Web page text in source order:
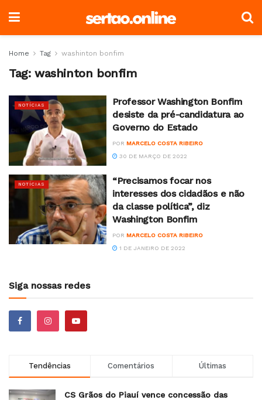
Home Tag washinton bonfim
Tag: washinton bonfim
NOTÍCIAS
Professor Washington Bonfim
desiste da pré-candidatura ao
Governo do Estado
POR MARCELO COSTA RIBEIRO
30 DE MARÇO DE 2022
NOTÍCIAS
“Precisamos focar nos
interesses dos cidadãos e não
da classe política”, diz
Washington Bonfim
POR MARCELO COSTA RIBEIRO
1 DE JANEIRO DE 2022
Siga nossas redes
Tendências Comentários Últimas
CS Grãos do Piauí vence concessão das